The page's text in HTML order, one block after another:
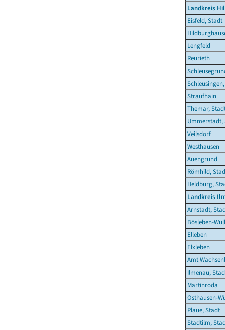
Landkreis
Eisfeld, Stadt
Lengfeld
Reurieth
Straufhain
Themar,
Ummerstadt,
Veilsdorf
Westhausen
Auengrund
Römhild,
Heldburg,
Landkreis
Arnstadt,
Bösleben-
Elleben
Elxleben
Amt
Ilmenau,
Martinroda
Osthausen-
Plaue, Stadt
Stadtilm,